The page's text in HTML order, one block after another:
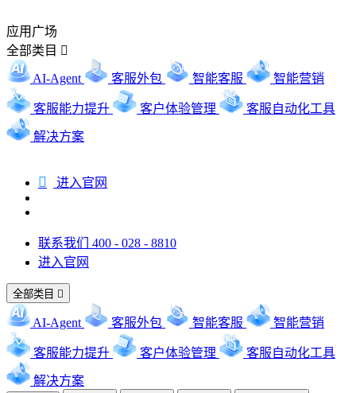
应用广场
全部类目 
AI-Agent 客服外包 智能客服 智能营销
客服能力提升 客户体验管理 客服自动化工具
解决方案
 进入官网
联系我们 400 - 028 - 8810
进入官网
全部类目 
AI-Agent 客服外包 智能客服 智能营销
客服能力提升 客户体验管理 客服自动化工具
解决方案